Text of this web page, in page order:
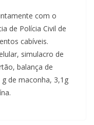
com o
de Polícia Civil de
cabíveis.
simulacro de
balança de
de maconha, 3,1g